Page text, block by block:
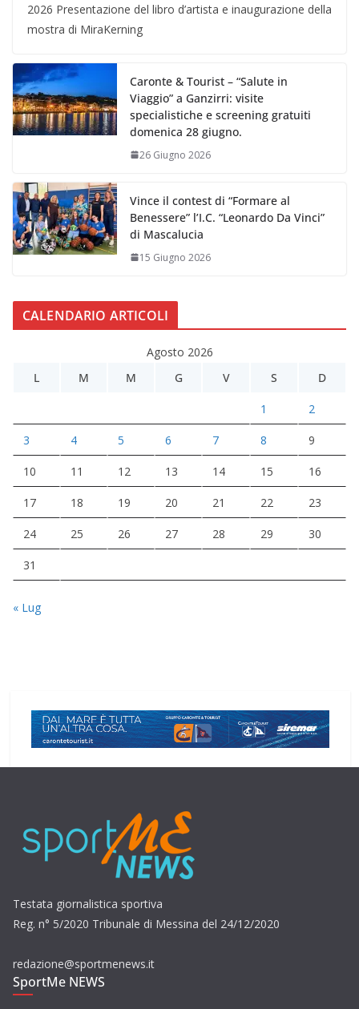
2026 Presentazione del libro d’artista e inaugurazione della
mostra di MiraKerning
Caronte & Tourist – “Salute in
Viaggio” a Ganzirri: visite
specialistiche e screening gratuiti
domenica 28 giugno.
26 Giugno 2026
Vince il contest di “Formare al
Benessere” l’I.C. “Leonardo Da Vinci”
di Mascalucia
15 Giugno 2026
CALENDARIO ARTICOLI
Agosto 2026
L
M M G V S D
1 2
3 4 5 6 7 8 9
10 11 12 13 14 15 16
17 18 19 20 21 22 23
24 25 26 27 28 29 30
31
« Lug
Testata giornalistica sportiva
Reg. n° 5/2020 Tribunale di Messina del 24/12/2020
redazione@sportmenews.it
SportMe NEWS